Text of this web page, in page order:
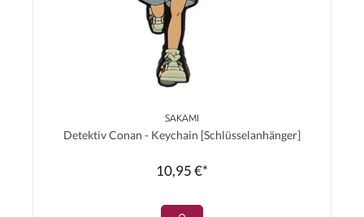
SAKAMI
Detektiv Conan - Keychain [Schlüsselanhänger]
10,95 €*